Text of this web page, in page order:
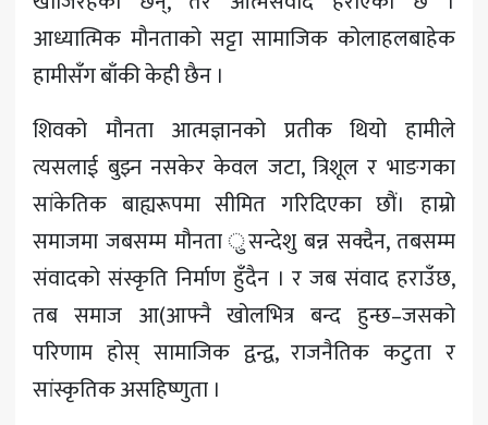
आध्यात्मिक मौनताको सट्टा सामाजिक कोलाहलबाहेक
हामीसँग बाँकी केही छैन ।
शिवको मौनता आत्मज्ञानको प्रतीक थियो हामीले
त्यसलाई बुझ्न नसकेर केवल जटा, त्रिशूल र भाङगका
सांकेतिक बाह्यरूपमा सीमित गरिदिएका छौं। हाम्रो
समाजमा जबसम्म मौनता ुसन्देशु बन्न सक्दैन, तबसम्म
संवादको संस्कृति निर्माण हुँदैन । र जब संवाद हराउँछ,
तब समाज आ(आफ्नै खोलभित्र बन्द हुन्छ–जसको
परिणाम होस् सामाजिक द्वन्द्व, राजनैतिक कटुता र
सांस्कृतिक असहिष्णुता ।